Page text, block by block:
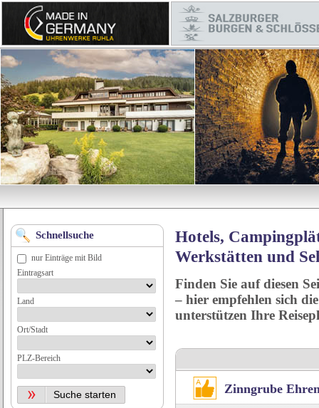
Hotels,
Werkstätten und
Finden Sie auf diesen
– hier empfehlen sich
unterstützen Ihre
Zinngrube
Schnellsuche
nur Einträge mit Bild
Eintragsart
Land
Ort/Stadt
PLZ-Bereich